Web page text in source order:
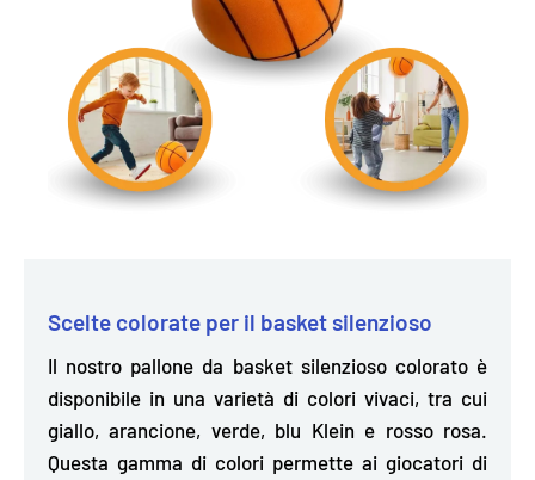
Scelte colorate per il basket silenzioso
Il nostro pallone da basket silenzioso colorato è
disponibile in una varietà di colori vivaci, tra cui
giallo, arancione, verde, blu Klein e rosso rosa.
Questa gamma di colori permette ai giocatori di